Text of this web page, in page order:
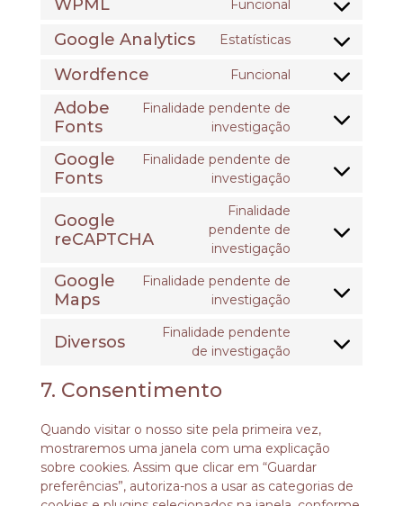
WPML Funcional
Google Analytics Estatísticas
Wordfence Funcional
Adobe
Fonts
Finalidade pendente de
investigação
Google
Fonts
Finalidade pendente de
investigação
Google
reCAPTCHA
Finalidade
pendente de
investigação
Google
Maps
Finalidade pendente de
investigação
Diversos
Finalidade pendente
de investigação
7. Consentimento
Quando visitar o nosso site pela primeira vez,
mostraremos uma janela com uma explicação
sobre cookies. Assim que clicar em “Guardar
preferências”, autoriza-nos a usar as categorias de